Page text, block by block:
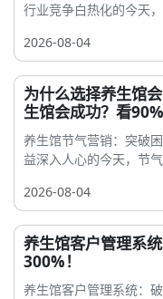
行业竞争白热化的今天
2026-08-04
为什么选择养生馆
生馆会成功？看
养生馆节气营销：突破
益深入人心的今天，节
2026-08-04
养生馆客户管理系
300%！
养生馆客户管理系统：